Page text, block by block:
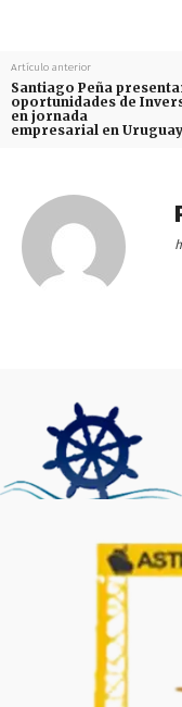
Artículo anterior
Santiago Peña
oportunidades de
en jornada
empresarial en Uruguay